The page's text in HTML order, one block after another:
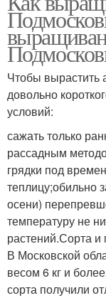
Чтобы вырастить
довольно
условий:
сажать только
рассадным
грядки под
теплицу;обильно
осени)
температуру не
растений.Сорта
В Московской
весом 6 кг и
сорта получили